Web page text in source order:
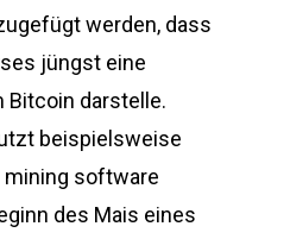
werden, dass
jüngst eine
Bitcoin darstelle.
beispielsweise
mining software
des Mais eines